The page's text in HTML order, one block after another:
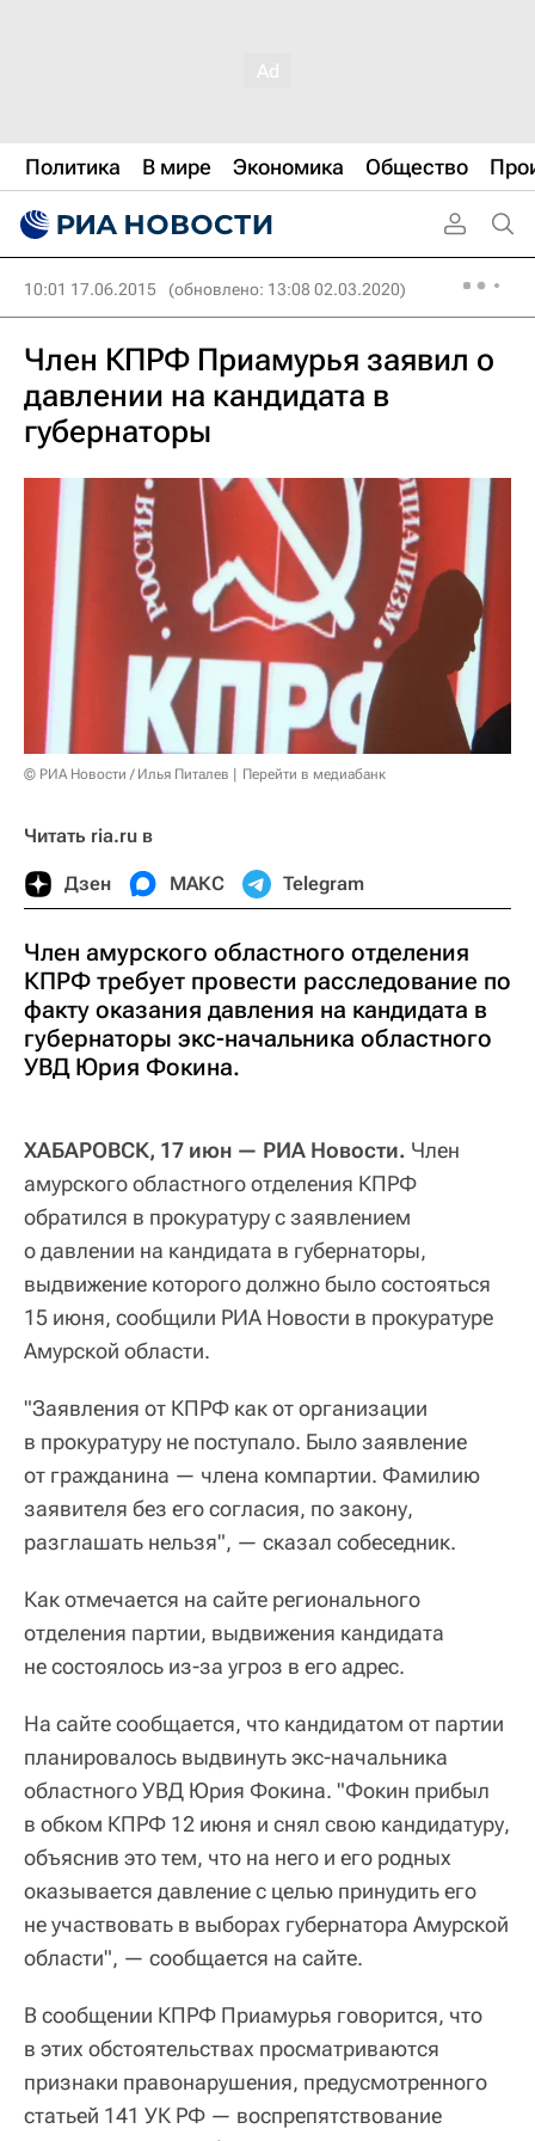
Политика В мире Экономика Общество
10:01 17.06.2015 (обновлено: 13:08 02.03.2020)
Член КПРФ Приамурья заявил о
давлении на кандидата в
губернаторы
© РИА Новости / Илья Питалев Перейти в медиабанк
Читать ria.ru в
Дзен МАКС Telegram
Член амурского областного отделения
КПРФ требует провести расследование по
факту оказания давления на кандидата в
губернаторы экс-начальника областного
УВД Юрия Фокина.
ХАБАРОВСК, 17 июн — РИА Новости. Член
амурского областного отделения КПРФ
обратился в прокуратуру с заявлением
о давлении на кандидата в губернаторы,
выдвижение которого должно было состояться
15 июня, сообщили РИА Новости в прокуратуре
Амурской области.
"Заявления от КПРФ как от организации
в прокуратуру не поступало. Было заявление
от гражданина — члена компартии. Фамилию
заявителя без его согласия, по закону,
разглашать нельзя", — сказал собеседник.
Как отмечается на сайте регионального
отделения партии, выдвижения кандидата
не состоялось из-за угроз в его адрес.
На сайте сообщается, что кандидатом от партии
планировалось выдвинуть экс-начальника
областного УВД Юрия Фокина. "Фокин прибыл
в обком КПРФ 12 июня и снял свою кандидатуру,
объяснив это тем, что на него и его родных
оказывается давление с целью принудить его
не участвовать в выборах губернатора Амурской
области", — сообщается на сайте.
В сообщении КПРФ Приамурья говорится, что
в этих обстоятельствах просматриваются
признаки правонарушения, предусмотренного
статьей 141 УК РФ — воспрепятствование